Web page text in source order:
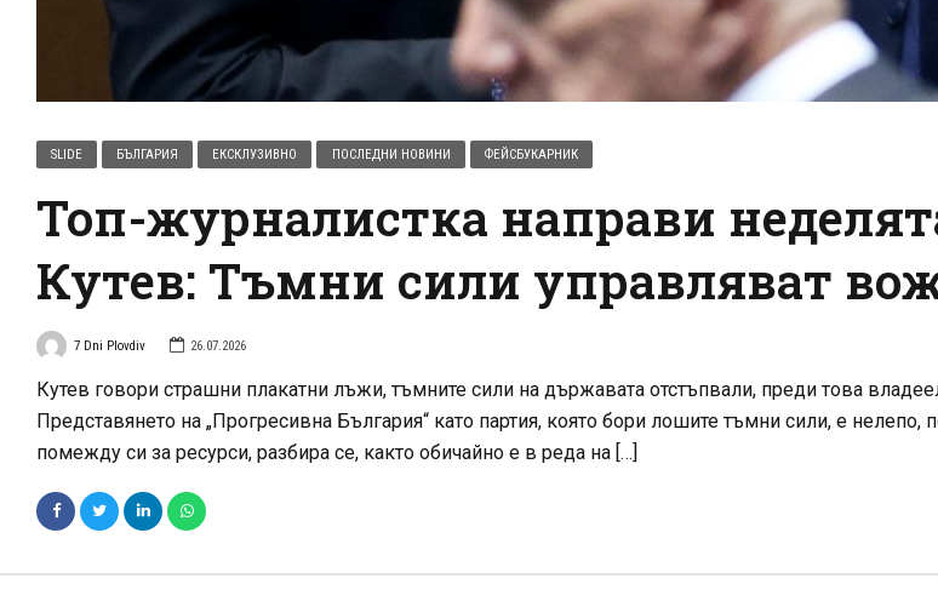
SLIDE БЪЛГАРИЯ ЕКСКЛУЗИВНО ПОСЛЕДНИ НОВИНИ ФЕЙСБУКАРНИК
Топ-журналистка направи
Кутев: Тъмни сили управляват
7 Dni Plovdiv 26.07.2026
Кутев говори страшни плакатни лъжи, тъмните сили на държавата отстъпвали, преди това
Представянето на „Прогресивна България“ като партия, която бори лошите тъмни сили, е
помежду си за ресурси, разбира се, както обичайно е в реда на […]